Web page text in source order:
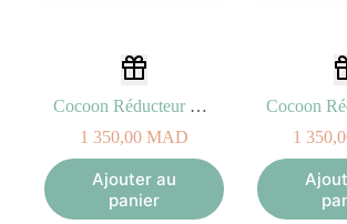
Cocoon Réducteur de Lit Blue Chine Pink
1 350,00 MAD
Ajouter au
panier
1